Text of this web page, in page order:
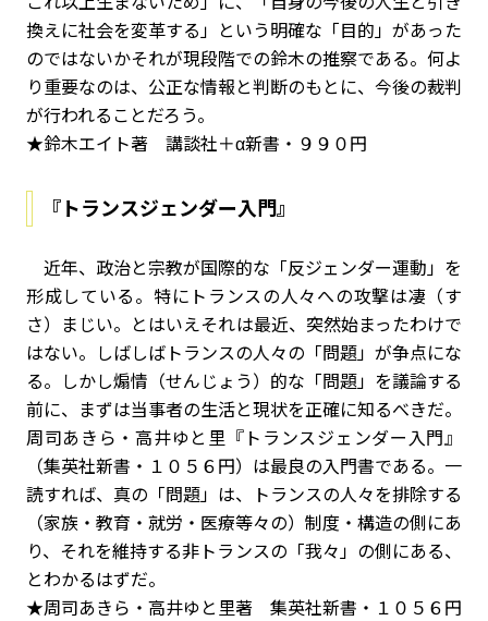
換えに社会を変革する」という明確な「目的」があった
のではないか――それが現段階での鈴木の推察である。何よ
り重要なのは、公正な情報と判断のもとに、今後の裁判
が行われることだろう。
★鈴木エイト著 講談社＋α新書・９９０円
『トランスジェンダー入門』
近年、政治と宗教が国際的な「反ジェンダー運動」を
形成している。特にトランスの人々への攻撃は凄（す
さ）まじい。とはいえそれは最近、突然始まったわけで
はない。しばしばトランスの人々の「問題」が争点にな
る。しかし煽情（せんじょう）的な「問題」を議論する
前に、まずは当事者の生活と現状を正確に知るべきだ。
周司あきら・高井ゆと里『トランスジェンダー入門』
（集英社新書・１０５６円）は最良の入門書である。一
読すれば、真の「問題」は、トランスの人々を排除する
（家族・教育・就労・医療等々の）制度・構造の側にあ
り、それを維持する非トランスの「我々」の側にある、
とわかるはずだ。
★周司あきら・高井ゆと里著 集英社新書・１０５６円